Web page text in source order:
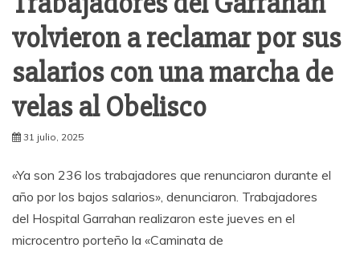
volvieron a reclamar por sus
salarios con una marcha de
velas al Obelisco
31 julio, 2025
«Ya son 236 los trabajadores que renunciaron durante el
año por los bajos salarios», denunciaron. Trabajadores
del Hospital Garrahan realizaron este jueves en el
microcentro porteño la «Caminata de